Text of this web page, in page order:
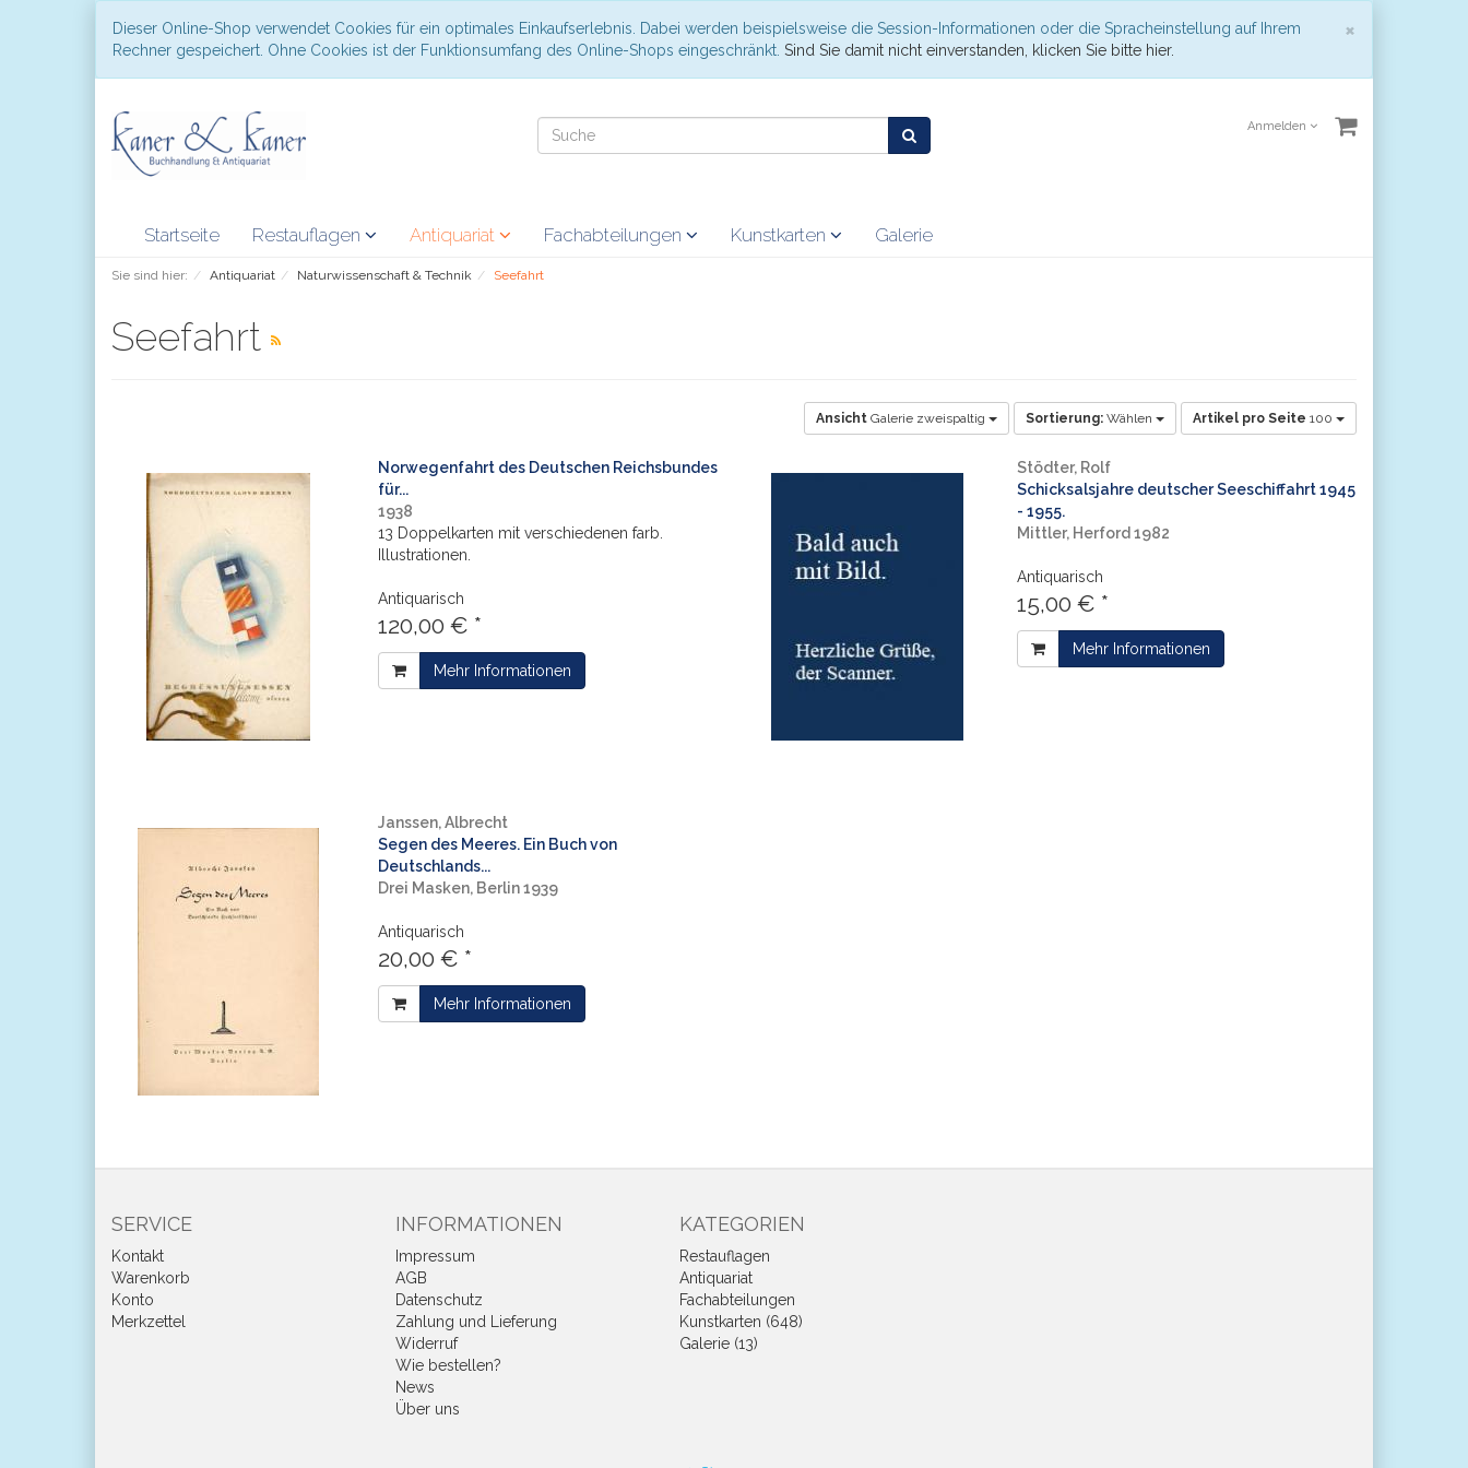
×
Dieser Online-Shop verwendet Cookies für ein optimales Einkaufserlebnis. Dabei werden beispielsweise die Session-Informationen oder die Spracheinstellung auf Ihrem
Rechner gespeichert. Ohne Cookies ist der Funktionsumfang des Online-Shops eingeschränkt. Sind Sie damit nicht einverstanden, klicken Sie bitte hier.
Anmelden
Startseite Restauflagen Antiquariat Fachabteilungen Kunstkarten Galerie
Sie sind hier: Antiquariat Naturwissenschaft & Technik Seefahrt
Seefahrt
Ansicht Galerie zweispaltig Sortierung: Wählen Artikel pro Seite 100
Norwegenfahrt des Deutschen Reichsbundes
für...
1938
13 Doppelkarten mit verschiedenen farb.
Illustrationen.
Antiquarisch
120,00 € *
Mehr Informationen
Stödter, Rolf
Schicksalsjahre deutscher Seeschiffahrt 1945
- 1955.
Mittler, Herford 1982
Antiquarisch
15,00 € *
Mehr Informationen
Janssen, Albrecht
Segen des Meeres. Ein Buch von
Deutschlands...
Drei Masken, Berlin 1939
Antiquarisch
20,00 € *
Mehr Informationen
SERVICE
Kontakt
Warenkorb
Konto
Merkzettel
INFORMATIONEN
Impressum
AGB
Datenschutz
Zahlung und Lieferung
Widerruf
Wie bestellen?
News
Über uns
KATEGORIEN
Restauflagen
Antiquariat
Fachabteilungen
Kunstkarten (648)
Galerie (13)